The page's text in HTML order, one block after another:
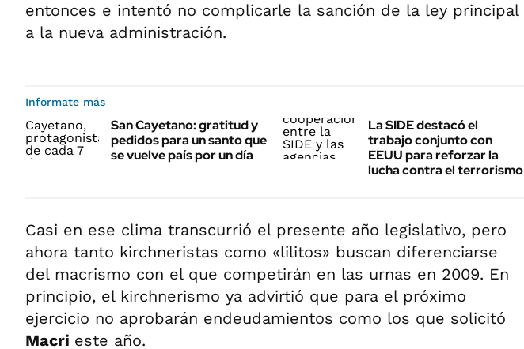
entonces e intentó no complicarle la sanción de la ley principal
a la nueva administración.
Informate más
San Cayetano: gratitud y
pedidos para un santo que
se vuelve país por un día
La SIDE destacó el
trabajo conjunto con
EEUU para reforzar la
lucha contra el terrorismo
Casi en ese clima transcurrió el presente año legislativo, pero
ahora tanto kirchneristas como «lilitos» buscan diferenciarse
del macrismo con el que competirán en las urnas en 2009. En
principio, el kirchnerismo ya advirtió que para el próximo
ejercicio no aprobarán endeudamientos como los que solicitó
Macri este año.